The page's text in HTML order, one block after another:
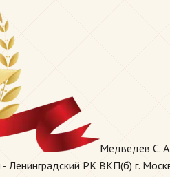
Медведев С.
Ленинградский РК ВКП(б) г.